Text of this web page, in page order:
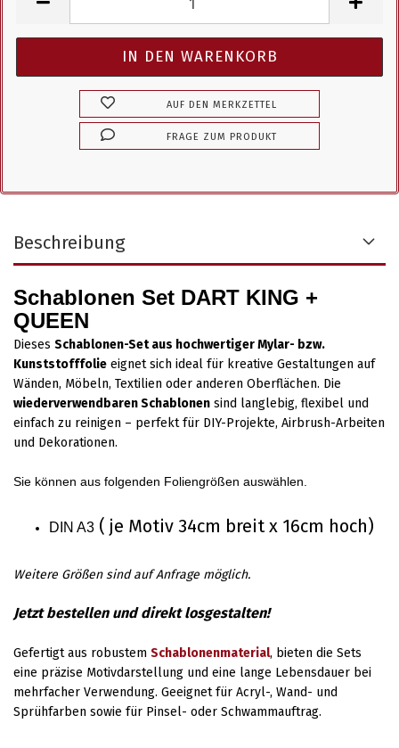
AUF DEN MERKZETTEL
FRAGE ZUM PRODUKT
Beschreibung
Schablonen Set DART KING +
QUEEN
Dieses Schablonen-Set aus hochwertiger Mylar- bzw.
Kunststofffolie eignet sich ideal für kreative Gestaltungen auf
Wänden, Möbeln, Textilien oder anderen Oberflächen. Die
wiederverwendbaren Schablonen sind langlebig, flexibel und
einfach zu reinigen – perfekt für DIY-Projekte, Airbrush-Arbeiten
und Dekorationen.
Sie können aus folgenden Foliengrößen auswählen.
DIN A3 ( je Motiv 34cm breit x 16cm hoch)
Weitere Größen sind auf Anfrage möglich.
Jetzt bestellen und direkt losgestalten!
Gefertigt aus robustem Schablonenmaterial, bieten die Sets
eine präzise Motivdarstellung und eine lange Lebensdauer bei
mehrfacher Verwendung. Geeignet für Acryl-, Wand- und
Sprühfarben sowie für Pinsel- oder Schwammauftrag.